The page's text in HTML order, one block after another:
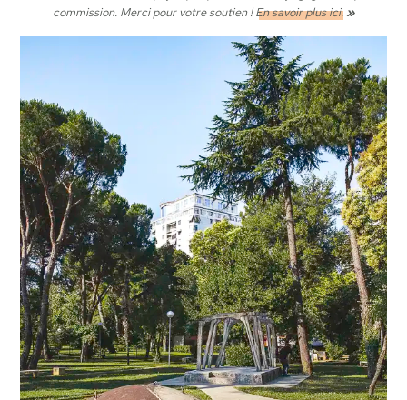
commission. Merci pour votre soutien !En savoir plus ici.»